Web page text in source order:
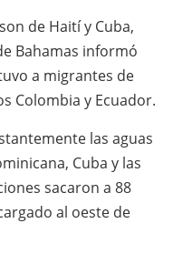
de Haití y Cuba,
Bahamas informó
a migrantes de
Colombia y Ecuador.
las aguas
Cuba y las
sacaron a 88
al oeste de